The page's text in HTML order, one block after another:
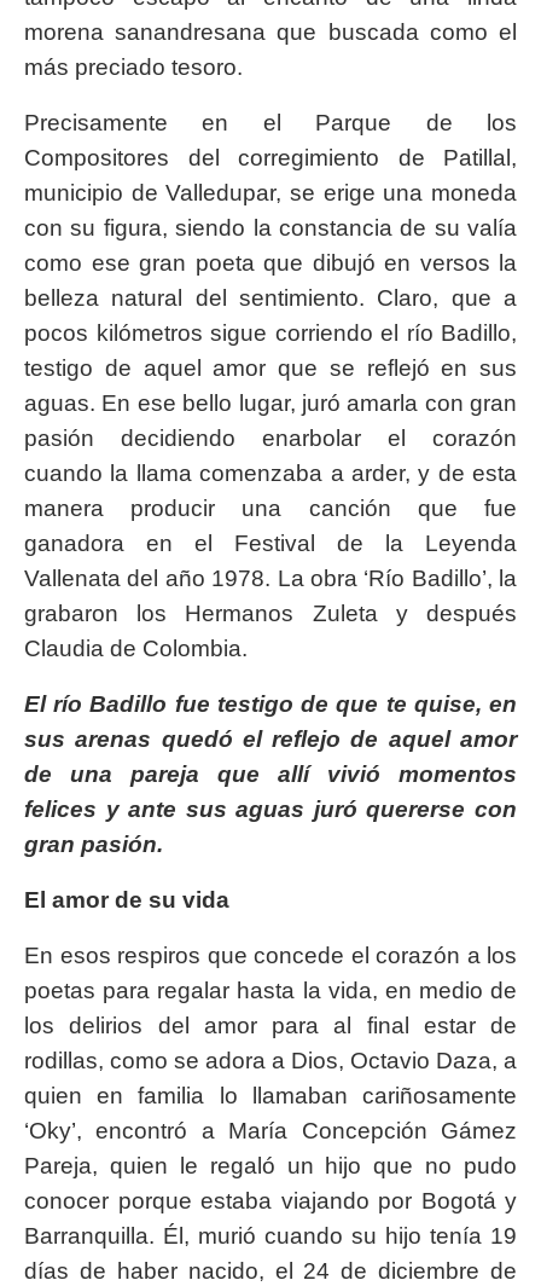
morena sanandresana que buscada como el
más preciado tesoro.
Precisamente en el Parque de los
Compositores del corregimiento de Patillal,
municipio de Valledupar, se erige una moneda
con su figura, siendo la constancia de su valía
como ese gran poeta que dibujó en versos la
belleza natural del sentimiento. Claro, que a
pocos kilómetros sigue corriendo el río Badillo,
testigo de aquel amor que se reflejó en sus
aguas. En ese bello lugar, juró amarla con gran
pasión decidiendo enarbolar el corazón
cuando la llama comenzaba a arder, y de esta
manera producir una canción que fue
ganadora en el Festival de la Leyenda
Vallenata del año 1978. La obra ‘Río Badillo’, la
grabaron los Hermanos Zuleta y después
Claudia de Colombia.
El río Badillo fue testigo de que te quise, en
sus arenas quedó el reflejo de aquel amor
de una pareja que allí vivió momentos
felices y ante sus aguas juró quererse con
gran pasión.
El amor de su vida
En esos respiros que concede el corazón a los
poetas para regalar hasta la vida, en medio de
los delirios del amor para al final estar de
rodillas, como se adora a Dios, Octavio Daza, a
quien en familia lo llamaban cariñosamente
‘Oky’, encontró a María Concepción Gámez
Pareja, quien le regaló un hijo que no pudo
conocer porque estaba viajando por Bogotá y
Barranquilla. Él, murió cuando su hijo tenía 19
días de haber nacido, el 24 de diciembre de